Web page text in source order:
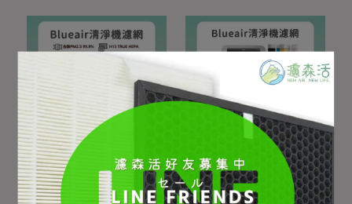
適用Blueair Blue Max
3350i 3350 3332111100空
氣清淨機PM2.5活性碳
NT$1,190 NT$1,800
適用Blueair Blue Pure
Joy 231(15坪) 3610 空氣清
淨機 HEPA含活性碳2合1空
NT$640NT$1,000